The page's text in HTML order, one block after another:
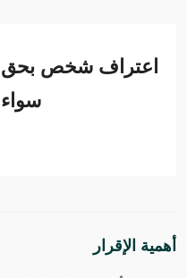
اعتراف شخص بحق
أهمية الإقرار